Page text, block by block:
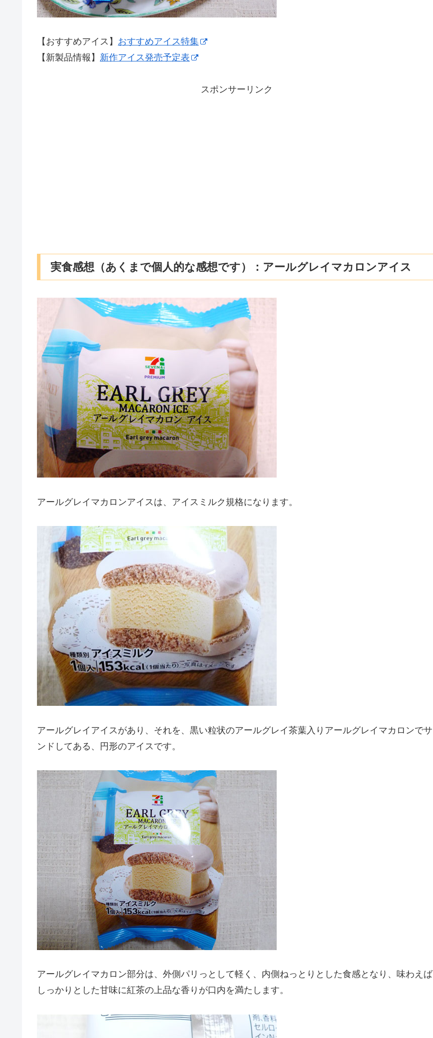
【おすすめアイス】 おすすめアイス特集
【新製品情報】 新作アイス発売予定表
スポンサーリンク
実食感想（あくまで個人的な感想です）：アールグレイマカロンアイス
アールグレイマカロンアイスは、アイスミルク規格になります。
アールグレイアイスがあり、それを、黒い粒状のアールグレイ茶葉入りアールグレイマカロンでサ
ンドしてある、円形のアイスです。
アールグレイマカロン部分は、外側パリっとして軽く、内側ねっとりとした食感となり、味わえば
しっかりとした甘味に紅茶の上品な香りが口内を満たします。